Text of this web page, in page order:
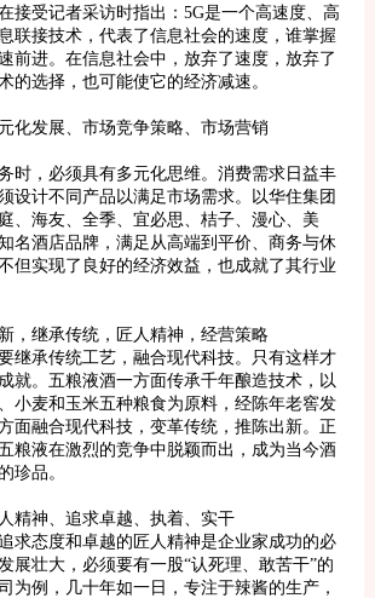
受记者采访时指出：5G是一个高速度、高
联接技术，代表了信息社会的速度，谁掌握
前进。在信息社会中，放弃了速度，放弃了
的选择，也可能使它的经济减速。
发展、市场竞争策略、市场营销
，必须具有多元化思维。消费需求日益丰
设计不同产品以满足市场需求。以华住集团
、海友、全季、宜必思、桔子、漫心、美
名酒店品牌，满足从高端到平价、商务与休
但实现了良好的经济效益，也成就了其行业
继承传统，匠人精神，经营策略
承传统工艺，融合现代科技。只有这样才
就。五粮液酒一方面传承千年酿造技术，以
小麦和玉米五种粮食为原料，经陈年老窖发
面融合现代科技，变革传统，推陈出新。正
粮液在激烈的竞争中脱颖而出，成为当今酒
珍品。
神、追求卓越、执着、实干
态度和卓越的匠人精神是企业家成功的必
展壮大，必须要有一股“认死理、敢苦干”的
为例，几十年如一日，专注于辣酱的生产，